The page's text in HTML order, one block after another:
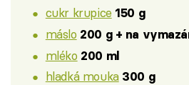
cukr krupice 150 g
máslo 200 g + na
mléko 200 ml
hladká mouka 300 g